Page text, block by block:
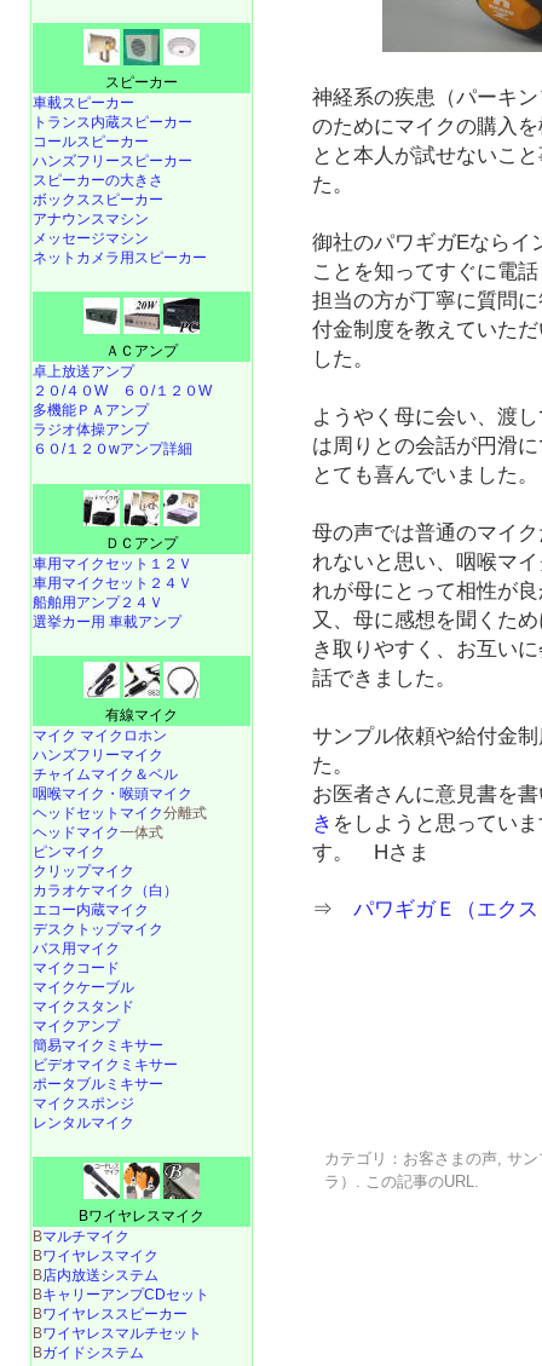
神経系の疾患（パーキ
のためにマイクの購入
とと本人が試せないこ
た。
御社のパワギガEならイ
ことを知ってすぐに電
担当の方が丁寧に質問
付金制度を教えていた
した。
ようやく母に会い、渡
は周りとの会話が円滑
とても喜んでいました。
母の声では普通のマイ
れないと思い、咽喉マ
れが母にとって相性が
又、母に感想を聞くた
き取りやすく、お互い
話できました。
サンプル依頼や給付金
た。
お医者さんに意見書を
き をしようと思ってい
す。 Hさま
⇒パワギガＥ（エク
カテゴリ： お客さまの声,サン
ラ） . この記事のURL.
スピーカー
車載スピーカー
トランス内蔵スピーカー
コールスピーカー
ハンズフリースピーカー
スピーカーの大きさ
ボックススピーカー
アナウンスマシン
メッセージマシン
ネットカメラ用スピーカー
ＡＣアンプ
卓上放送アンプ
２０/４０W
６０/１２０W
多機能ＰＡアンプ
ラジオ体操アンプ
６０/１２０wアンプ詳細
ＤＣアンプ
車用マイクセット１２Ｖ
車用マイクセット２４Ｖ
船舶用アンプ２４Ｖ
選挙カー用 車載アンプ
有線マイク
マイク マイクロホン
ハンズフリーマイク
チャイムマイク＆ベル
咽喉マイク・喉頭マイク
ヘッドセットマイク分離式
ヘッドマイク一体式
ピンマイク
クリップマイク
カラオケマイク（白）
エコー内蔵マイク
デスクトップマイク
バス用マイク
マイクコード
マイクケーブル
マイクスタンド
マイクアンプ
簡易マイクミキサー
ビデオマイクミキサー
ポータブルミキサー
マイクスポンジ
レンタルマイク
Bワイヤレスマイク
Bマルチマイク
Bワイヤレスマイク
B店内放送システム
BキャリーアンプCDセット
Bワイヤレススピーカー
Bワイヤレスマルチセット
Bガイドシステム